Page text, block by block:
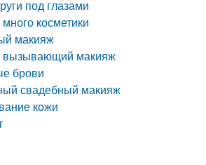
под глазами
косметики
макияж
макияж
брови
свадебный макияж
кожи